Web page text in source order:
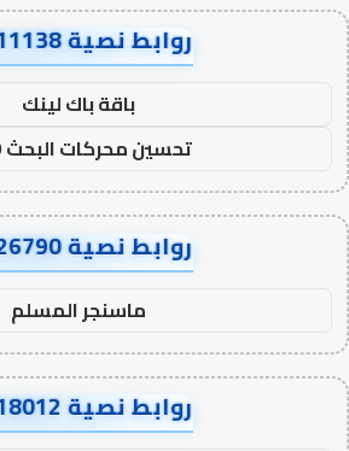
روابط نصية AA11138
باقة باك لينك
تحسين محركات البحث SEO
روابط نصية AA26790
ماسنجر المسلم
روابط نصية AA18012